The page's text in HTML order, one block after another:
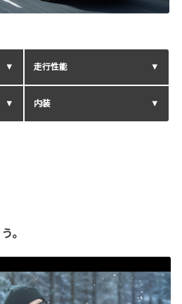
走行性能
内装
。